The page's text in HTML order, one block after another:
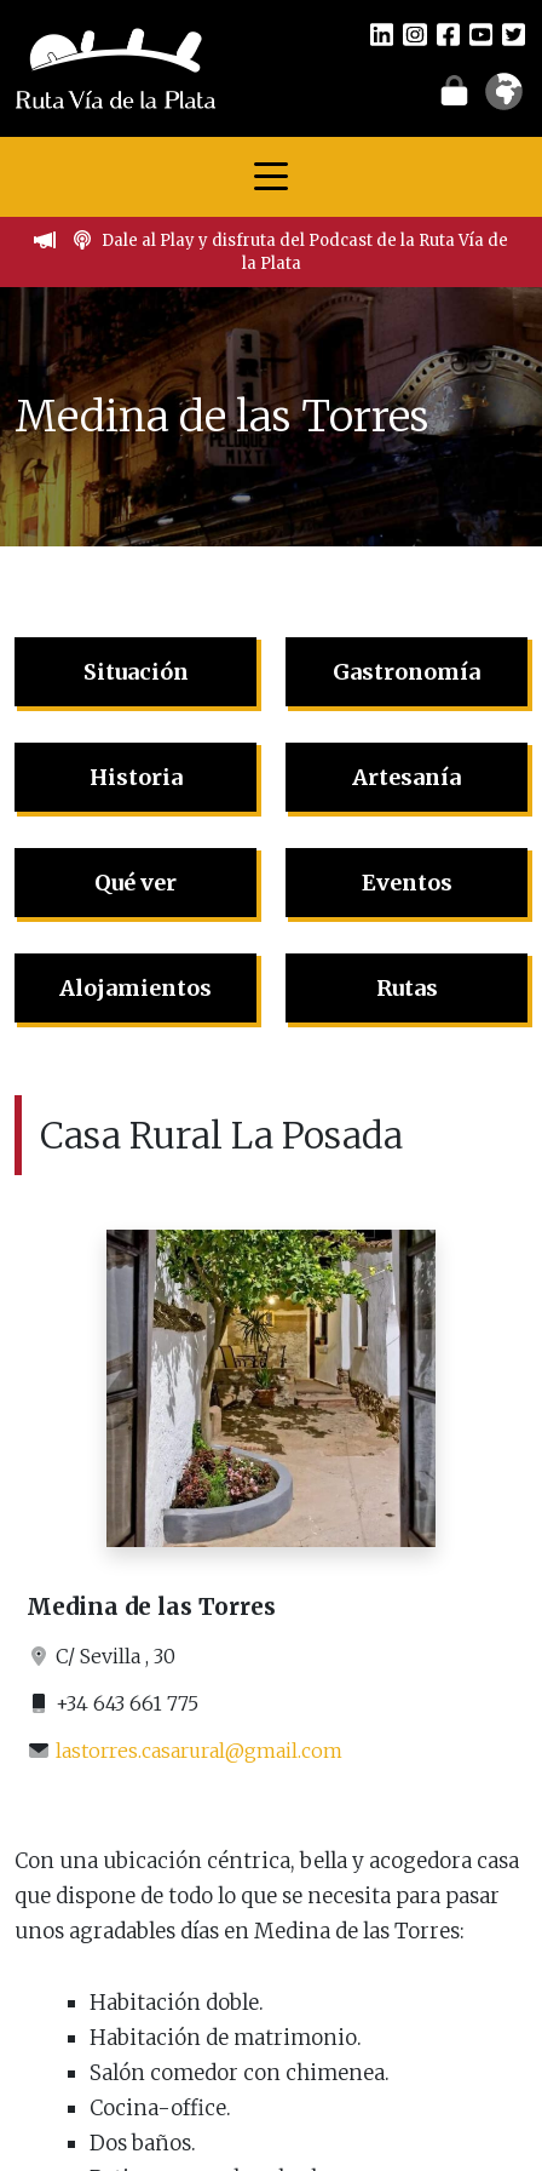
Dale al Play y disfruta del Podcast de la Ruta Vía de
la Plata
Medina de las Torres
Situación
Historia
Qué ver
Alojamientos
Gastronomía
Artesanía
Eventos
Rutas
Casa Rural La Posada
Medina de las Torres
C/ Sevilla , 30
+34 643 661 775
lastorres.casarural@gmail.com
Con una ubicación céntrica, bella y acogedora casa
que dispone de todo lo que se necesita para pasar
unos agradables días en Medina de las Torres:
Habitación doble.
Habitación de matrimonio.
Salón comedor con chimenea.
Cocina-office.
Dos baños.